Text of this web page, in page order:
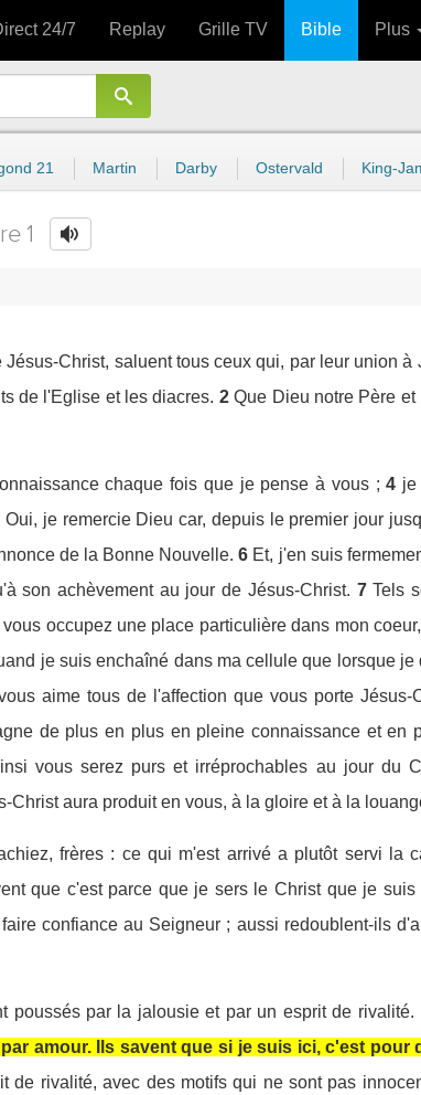
24/7 Replay Grille TV Bible Plus
21 Martin Darby Ostervald King-
1
Jésus-Christ, saluent tous ceux qui, par leur union
de l'Eglise et les diacres. 2 Que Dieu notre Père
chaque fois que je pense à vous ; 4 je
Oui, je remercie Dieu car, depuis le premier jour
de la Bonne Nouvelle. 6 Et, j'en suis
son achèvement au jour de Jésus-Christ. 7 Tels
occupez une place particulière dans mon
je suis enchaîné dans ma cellule que lorsque
aime tous de l'affection que vous porte Jésus-
de plus en plus en pleine connaissance et en
vous serez purs et irréprochables au jour du
Christ aura produit en vous, à la gloire et à la
frères : ce qui m'est arrivé a plutôt servi la
que c'est parce que je sers le Christ que je suis
confiance au Seigneur ; aussi redoublent-ils
poussés par la jalousie et par un esprit de
amour. Ils savent que si je suis ici, c'est pour
de rivalité, avec des motifs qui ne sont pas